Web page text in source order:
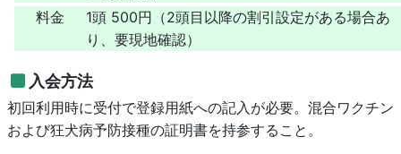
料金
1頭 500円（2頭目以降の割引設定がある場合あ
り、要現地確認）
入会方法
初回利用時に受付で登録用紙への記入が必要。混合ワクチン
および狂犬病予防接種の証明書を持参すること。